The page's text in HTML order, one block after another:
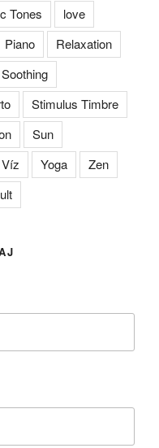
Tones
love
Piano
Relaxation
Soothing
Stimulus Timbre
Sun
Víz Yoga
Zen